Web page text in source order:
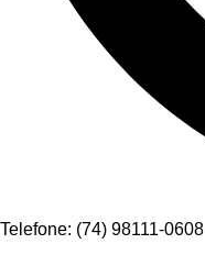
Telefone: (74) 98111-0608